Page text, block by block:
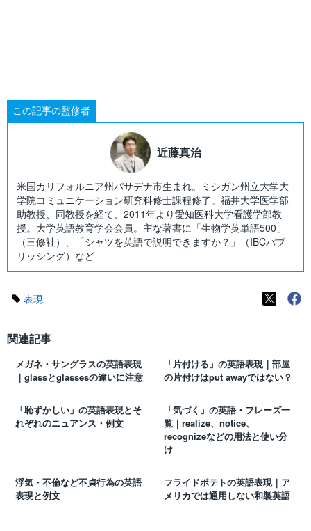
この記事の監修者
近藤真治
米国カリフォルニア州パサデナ市生まれ。ミシガン州立大学大
学院コミュニケーション研究科修士課程修了。福井大学医学部
助教授、同教授を経て、2011年より愛知医科大学看護学部教
授。大学英語教育学会会員。主な著書に「生物学英単語500」
（三修社）、「シャツを英語で説明できますか？」（IBCパブ
リッシング）など
表現
関連記事
メガネ・サングラスの英語表現
｜glassとglassesの違いに注意
「片付ける」の英語表現｜部屋
の片付けはput awayではない？
「恥ずかしい」の英語表現とそ
れぞれのニュアンス・例文
「気づく」の英語・フレーズ一
覧｜realize、notice、
recognizeなどの用法と使い分
け
浮気・不倫など不貞行為の英語
表現と例文
フライドポテトの英語表現｜ア
メリカでは通用しない和製英語